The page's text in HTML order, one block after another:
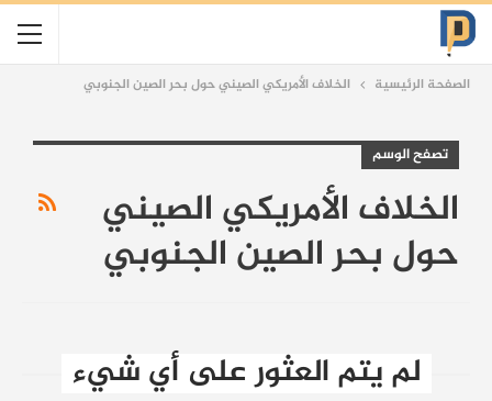
الصفحة الرئيسية الخلاف الأمريكي الصيني حول بحر الصين الجنوبي
تصفح الوسم
الخلاف الأمريكي الصيني
حول بحر الصين الجنوبي
لم يتم العثور على أي شيء